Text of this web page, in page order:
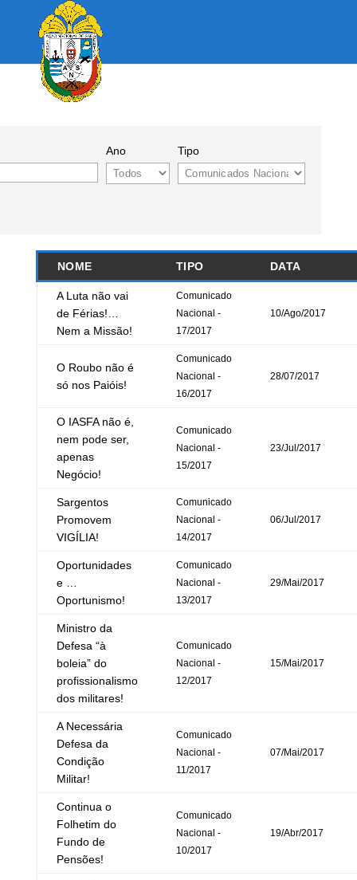
Ano Tipo
NOME TIPO DATA
A Luta não vai
de Férias!…
Nem a Missão!
Comunicado
Nacional -
17/2017
10/Ago/2017
O Roubo não é
só nos Paióis!
Comunicado
Nacional -
16/2017
28/07/2017
O IASFA não é,
nem pode ser,
apenas
Negócio!
Comunicado
Nacional -
15/2017
23/Jul/2017
Sargentos
Promovem
VIGÍLIA!
Comunicado
Nacional -
14/2017
06/Jul/2017
Oportunidades
e …
Oportunismo!
Comunicado
Nacional -
13/2017
29/Mai/2017
Ministro da
Defesa “à
boleia” do
profissionalismo
dos militares!
Comunicado
Nacional -
12/2017
15/Mai/2017
A Necessária
Defesa da
Condição
Militar!
Comunicado
Nacional -
11/2017
07/Mai/2017
Continua o
Folhetim do
Fundo de
Pensões!
Comunicado
Nacional -
10/2017
19/Abr/2017